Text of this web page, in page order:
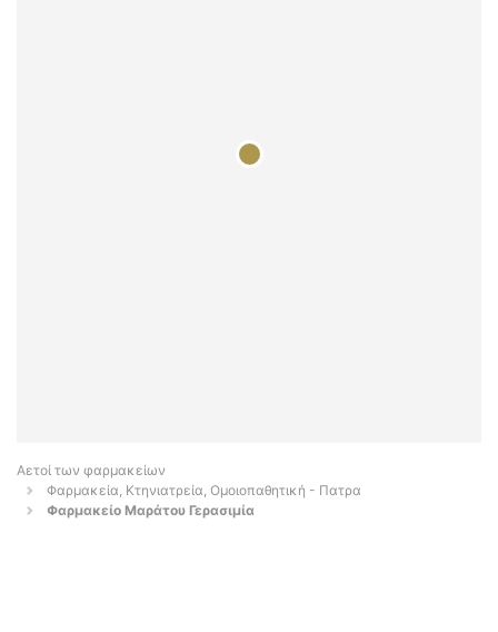
Αετοί των φαρμακείων
Φαρμακεία, Κτηνιατρεία, Ομοιοπαθητική - Πατρα
Φαρμακείο Μαράτου Γερασιμία